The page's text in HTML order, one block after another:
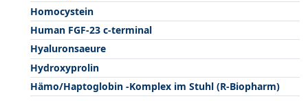
Homocystein
Human FGF-23 c-terminal
Hyaluronsaeure
Hydroxyprolin
Hämo/Haptoglobin -Komplex im Stuhl (R-Biopharm)